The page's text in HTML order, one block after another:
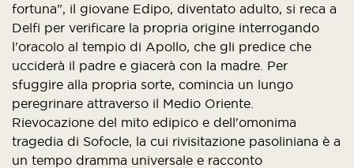
fortuna", il giovane Edipo, diventato adulto, si reca a
Delfi per verificare la propria origine interrogando
l'oracolo al tempio di Apollo, che gli predice che
ucciderà il padre e giacerà con la madre. Per
sfuggire alla propria sorte, comincia un lungo
peregrinare attraverso il Medio Oriente.
Rievocazione del mito edipico e dell'omonima
tragedia di Sofocle, la cui rivisitazione pasoliniana è a
un tempo dramma universale e racconto